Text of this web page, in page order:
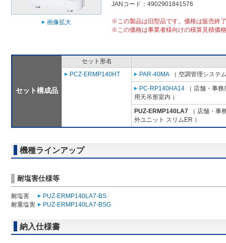
画像拡大
JANコード：4902901841576
※この製品は旧型品です。価格は販売終
※この価格は事業者様向けの積算見積価
セット構成品
セット形名
PCZ-ERMP140HT
PAR-40MA （ 空調管理システ
PC-RP140HA14 （ 店舗・事
用天吊形室内 ）
PUZ-ERMP140LA7 （ 店舗・事
外ユニット スリムER ）
機種ラインアップ
耐塩害仕様等
耐塩害
PUZ-ERMP140LA7-BS
耐重塩害
PUZ-ERMP140LA7-BSG
納入仕様書